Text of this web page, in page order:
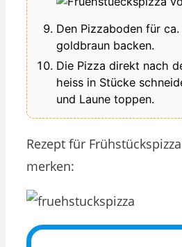
Den Pizzaboden für
goldbraun backen.
Die Pizza direkt nach
heiss in Stücke
und Laune toppen.
Rezept für
merken: